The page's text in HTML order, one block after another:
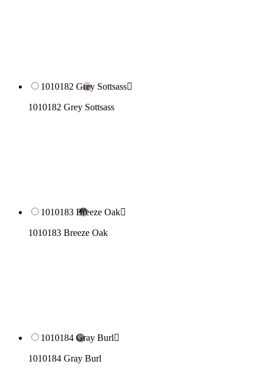
1010182 Grey Sottsass
1010182 Grey Sottsass
1010183 Breeze Oak
1010183 Breeze Oak
1010184 Gray Burl
1010184 Gray Burl